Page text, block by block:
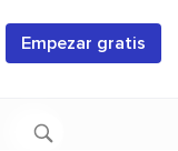
Empezar gratis